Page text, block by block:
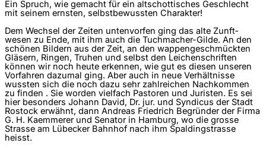
Ein Spruch, wie gemacht für ein altschottisches Geschlecht
mit seinem ernsten, selbstbewussten Charakter!
Dem Wechsel der Zeiten untenvorfen ging das alte Zunft­
wesen zu Ende, mit ihm auch die Tuchmacher-Gilde. An den
schönen Bildern aus der Zeit, an den wappengeschmückten
Gläsern, Ringen, Truhen und selbst den Leichenschriften
können wir noch heute erkennen, wie gut es diesen unseren
Vorfahren dazumal ging. Aber auch in neue Verhältnisse
wussten sich die noch dazu sehr zahlreichen Nachkommen
zu finden . Sie worden vielfach Pastoren und Juristen. Es sei
hier besonders Johann David, Dr. jur. und Syndicus der Stadt
Rostock erwähnt, dann Andreas Friedrich Begründer der Firma
G. H. Kaemmerer und Senator in Hamburg, wo die grosse
Strasse am Lübecker Bahnhof nach ihm Spaldingstrasse
heisst.